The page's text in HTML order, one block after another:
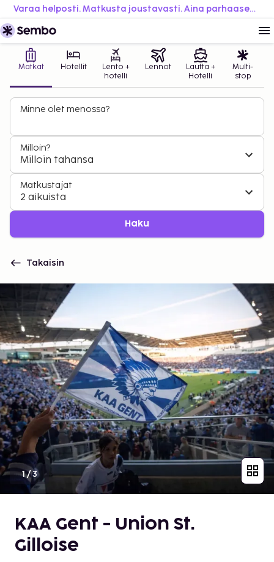
Varaa helposti. Matkusta joustavasti. Aina parhaaseen hintaan.
Matkat Hotellit
Lento +
hotelli
Lennot
Lautta +
Hotelli
Multi-
stop
Minne olet menossa?
Milloin?
Milloin tahansa
Matkustajat
2 aikuista
Haku
Takaisin
1/3
KAA Gent - Union St.
Gilloise